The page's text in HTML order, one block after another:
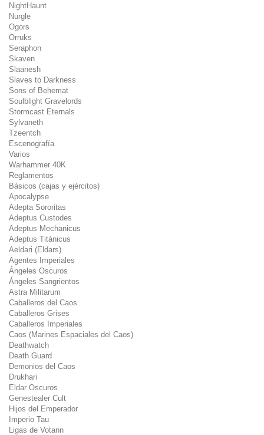
NightHaunt
Nurgle
Ogors
Orruks
Seraphon
Skaven
Slaanesh
Slaves to Darkness
Sons of Behemat
Soulblight Gravelords
Stormcast Eternals
Sylvaneth
Tzeentch
Escenografía
Varios
Warhammer 40K
Reglamentos
Básicos (cajas y ejércitos)
Apocalypse
Adepta Sororitas
Adeptus Custodes
Adeptus Mechanicus
Adeptus Titánicus
Aeldari (Eldars)
Agentes Imperiales
Ángeles Oscuros
Ángeles Sangrientos
Astra Militarum
Caballeros del Caos
Caballeros Grises
Caballeros Imperiales
Caos (Marines Espaciales del Caos)
Deathwatch
Death Guard
Demonios del Caos
Drukhari
Eldar Oscuros
Genestealer Cult
Hijos del Emperador
Imperio Tau
Ligas de Votann